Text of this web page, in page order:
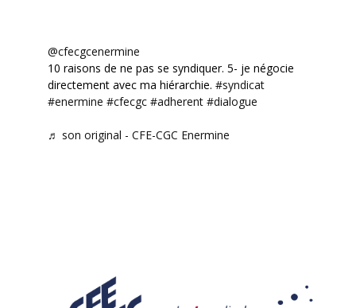
@cfecgcenermine
10 raisons de ne pas se syndiquer. 5- je négocie
directement avec ma hiérarchie. #syndicat
#enermine #cfecgc #adherent #dialogue
♬ son original - CFE-CGC Enermine